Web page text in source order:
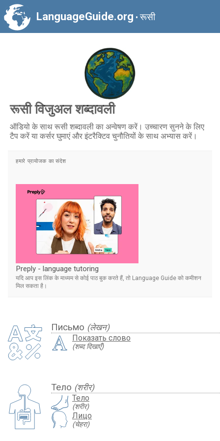
LanguageGuide.org •रूसी
रूसी विजुअल शब्दावली
ऑडियो के साथ रूसी शब्दावली का अन्वेषण करें। उच्चारण सुनने के लिए
टैप करें या कर्सर घुमाएं और इंटरैक्टिव चुनौतियों के साथ अभ्यास करें।
Письмо (लेखन)
Показать слово
(शब्द दिखाएँ)
Тело (शरीर)
Тело
(शरीर)
Лицо
(चेहरा)
हमारे प्रायोजक का संदेश
Preply - language tutoring
यदि आप इस लिंक के माध्यम से कोई पाठ बुक करते हैं, तो Language Guide को कमीशन
मिल सकता है।